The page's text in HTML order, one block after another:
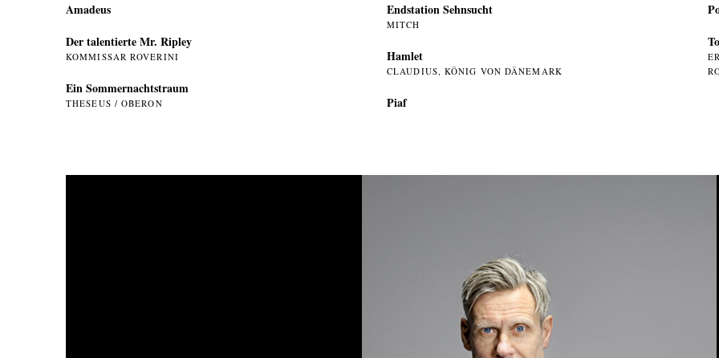
Amadeus
Der talentierte Mr. Ripley
KOMMISSAR ROVERINI
Ein Sommer­nachtstraum
THESEUS / OBERON
Endstation Sehnsucht
MITCH
Hamlet
CLAUDIUS, KÖNIG VON DÄNEMARK
Piaf